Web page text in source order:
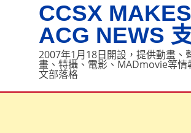
CCSX MAKES
ACG NEWS
2007年1月18日開設，提供動畫、
畫、特攝、電影、MADmovie等情
文部落格